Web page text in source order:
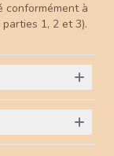
conformément à
1, 2 et 3).